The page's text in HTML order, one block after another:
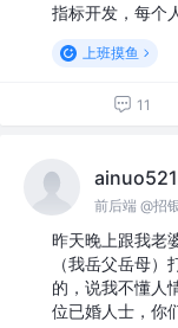
指标开发，每个
上班摸鱼
11
昨天晚上跟我老
（我岳父岳母
的，说我不懂人
位已婚人士，你